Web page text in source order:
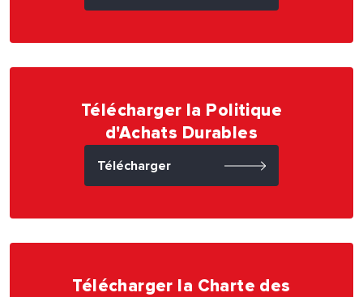
Télécharger la Politique
d'Achats Durables
Télécharger
Télécharger la Charte des